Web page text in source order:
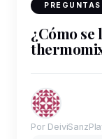
¿Cómo
Por